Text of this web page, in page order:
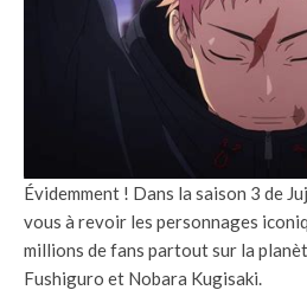
Évidemment ! Dans la saison 3 de
vous à revoir les personnages
millions de fans partout sur la
Fushiguro et Nobara Kugisaki.